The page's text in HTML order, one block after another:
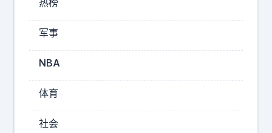
中
到
热榜
军事
NBA
体育
社会